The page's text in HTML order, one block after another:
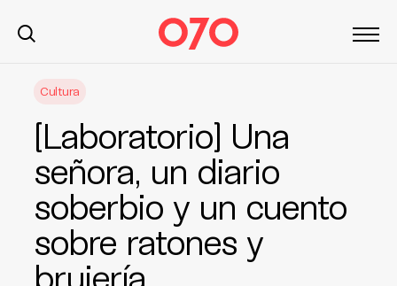
Cultura
[Laboratorio] Una
señora, un diario
soberbio y un cuento
sobre ratones y
brujería